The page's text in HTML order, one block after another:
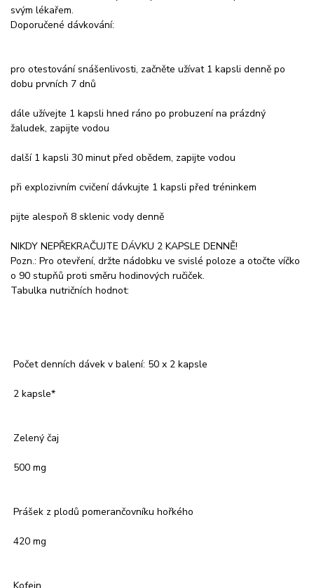
svým lékařem.
Doporučené dávkování:
pro otestování snášenlivosti, začněte užívat 1 kapsli denně po
dobu prvních 7 dnů
dále užívejte 1 kapsli hned ráno po probuzení na prázdný
žaludek, zapijte vodou
další 1 kapsli 30 minut před obědem, zapijte vodou
při explozivním cvičení dávkujte 1 kapsli před tréninkem
pijte alespoň 8 sklenic vody denně
NIKDY NEPŘEKRAČUJTE DÁVKU 2 KAPSLE DENNĚ!
Pozn.: Pro otevření, držte nádobku ve svislé poloze a otočte víčko
o 90 stupňů proti směru hodinových ručiček.
Tabulka nutričních hodnot:
Počet denních dávek v balení: 50 x 2 kapsle
2 kapsle*
Zelený čaj
500 mg
Prášek z plodů pomerančovníku hořkého
420 mg